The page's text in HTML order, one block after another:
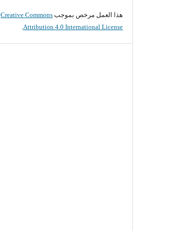
هذا العمل مرخص بموجبCreative Commons
Attribution 4.0 International License
.